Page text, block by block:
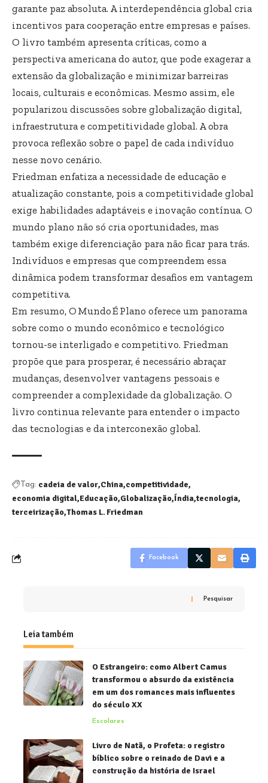
garante paz absoluta. A interdependência global cria
incentivos para cooperação entre empresas e países.
O livro também apresenta críticas, como a
perspectiva americana do autor, que pode exagerar a
extensão da globalização e minimizar barreiras
locais, culturais e econômicas. Mesmo assim, ele
popularizou discussões sobre globalização digital,
infraestrutura e competitividade global. A obra
provoca reflexão sobre o papel de cada indivíduo
nesse novo cenário.
Friedman enfatiza a necessidade de educação e
atualização constante, pois a competitividade global
exige habilidades adaptáveis e inovação contínua. O
mundo plano não só cria oportunidades, mas
também exige diferenciação para não ficar para trás.
Indivíduos e empresas que compreendem essa
dinâmica podem transformar desafios em vantagem
competitiva.
Em resumo, O Mundo É Plano oferece um panorama
sobre como o mundo econômico e tecnológico
tornou-se interligado e competitivo. Friedman
propõe que para prosperar, é necessário abraçar
mudanças, desenvolver vantagens pessoais e
compreender a complexidade da globalização. O
livro continua relevante para entender o impacto
das tecnologias e da interconexão global.
Tag: cadeia de valor China competitividade
economia digital Educação Globalização Índia tecnologia
terceirização Thomas L. Friedman
Facebook
Pesquisar
Leia também
O Estrangeiro: como Albert Camus
transformou o absurdo da existência
em um dos romances mais influentes
do século XX
Escolares
Livro de Natã, o Profeta: o registro
bíblico sobre o reinado de Davi e a
construção da história de Israel